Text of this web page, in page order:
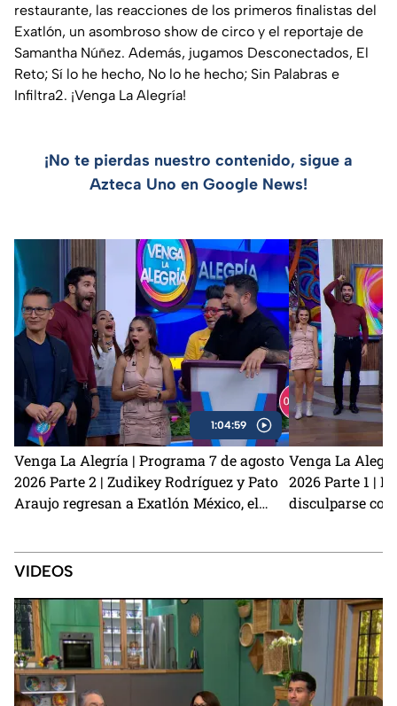
restaurante, las reacciones de los primeros finalistas del
Exatlón, un asombroso show de circo y el reportaje de
Samantha Núñez. Además, jugamos Desconectados, El
Reto; Sí lo he hecho, No lo he hecho; Sin Palabras e
Infiltra2. ¡Venga La Alegría!
¡No te pierdas nuestro contenido, sigue a
Azteca Uno en Google News!
1:04:59
Venga La Alegría | Programa 7 de agosto
2026 Parte 2 | Zudikey Rodríguez y Pato
Araujo regresan a Exatlón México, el
Venga La
2026 Parte 1 |
disculparse
VIDEOS